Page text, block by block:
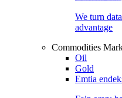
We turn
advantage
Commodities
Oil
Gold
Emtia